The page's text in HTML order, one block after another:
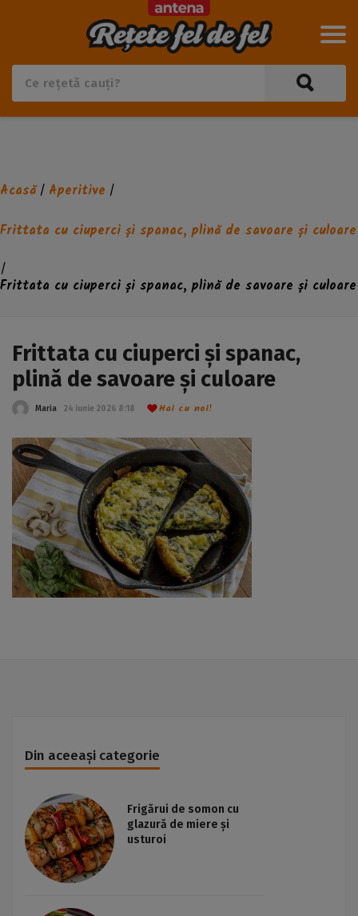
Acasă/ Aperitive /
Frittata cu ciuperci și spanac, plină de savoare și culoare
/
Frittata cu ciuperci și spanac, plină de savoare și culoare
Frittata cu ciuperci și spanac,
plină de savoare și culoare
Maria 24 iunie 2026 8:18 Hai cu noi!
Din aceeași categorie
Frigărui de somon cu
glazură de miere și
usturoi